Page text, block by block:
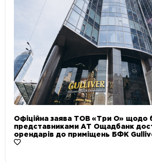
Офіційна заява ТОВ «Три О» щодо
представниками АТ Ощадбанк
орендарів до приміщень БФК